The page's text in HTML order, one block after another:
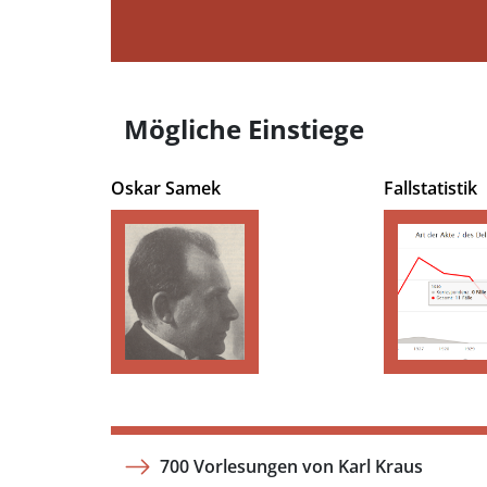
Mögliche Einstiege
Oskar Samek Fallstatistik
700 Vorlesungen von Karl Kraus